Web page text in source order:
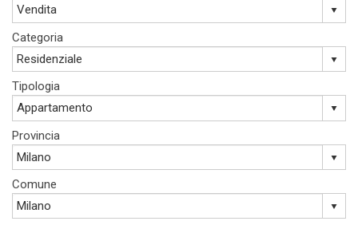
Categoria
Tipologia
Provincia
Comune